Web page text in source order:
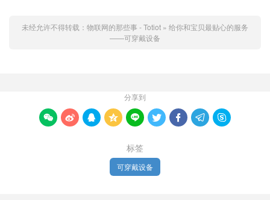
未经允许不得转载： 物联网的那些事 - Totiot » 给你和宝贝最贴心的服务
——可穿戴设备
分享到
        
标签
可穿戴设备